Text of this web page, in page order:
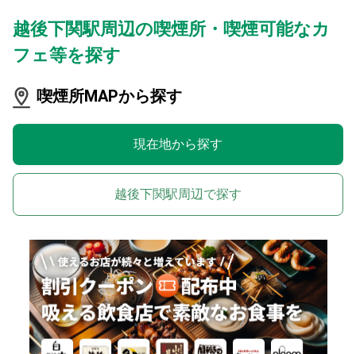
越後下関駅周辺の喫煙所・喫煙可能なカ
フェ等を探す
喫煙所MAPから探す
現在地から探す
越後下関駅周辺で探す